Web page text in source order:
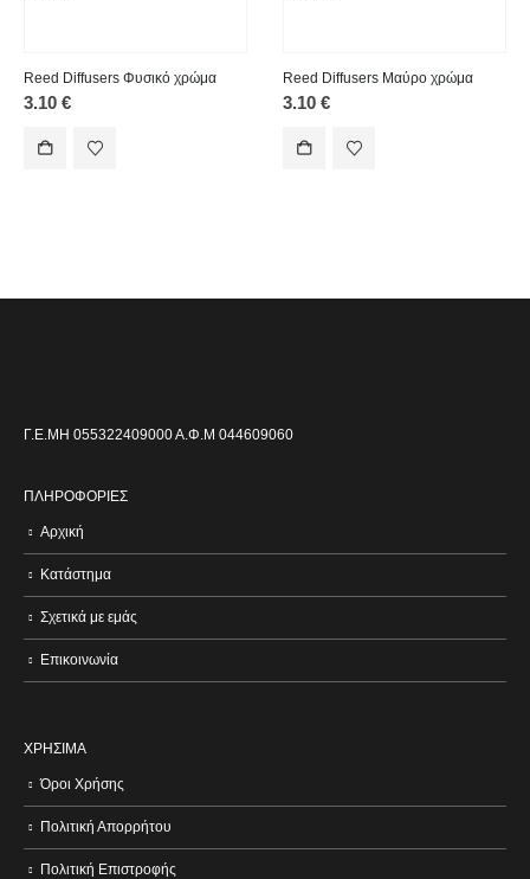
Reed Diffusers Φυσικό χρώμα
3.10 €
Reed Diffusers Μαύρο χρώμα
3.10 €
Γ.Ε.ΜΗ 055322409000 Α.Φ.Μ 044609060
ΠΛΗΡΟΦΟΡΙΕΣ
Αρχική
Κατάστημα
Σχετικά με εμάς
Επικοινωνία
ΧΡΗΣΙΜΑ
Όροι Χρήσης
Πολιτική Απορρήτου
Πολιτική Επιστροφής